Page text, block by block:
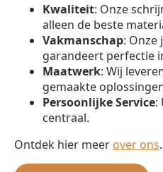
Kwaliteit: Onze
alleen de beste
Vakmanschap: Onze
garandeert perfectie
Maatwerk: Wij
gemaakte
Persoonlijke Service:
centraal.
Ontdek hier meer over ons.